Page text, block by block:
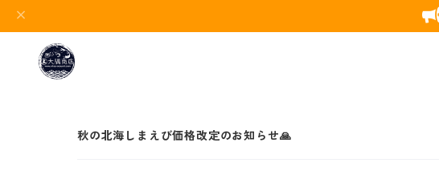
秋の北海しまえび価格改定のお知らせ🙏